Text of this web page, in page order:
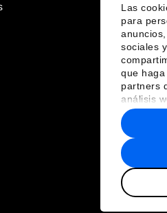
Las
para
sociales
que
partners
análisis
haya
hecho de